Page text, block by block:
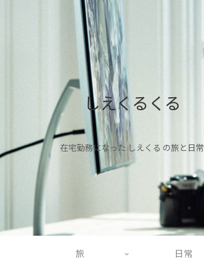
しえくるくる
在宅勤務になった しえくる の旅と日常
旅 日常